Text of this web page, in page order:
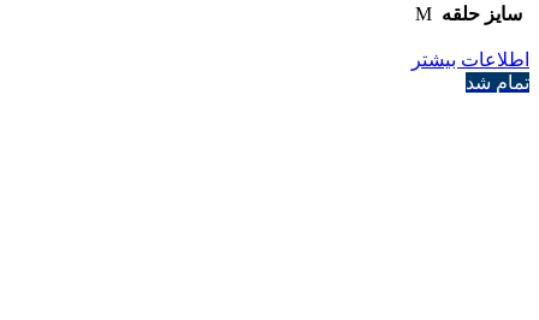
سایز حلقه M
اطلاعات بیشتر
تمام شد